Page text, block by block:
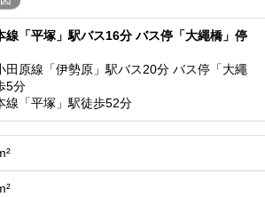
線「平塚」駅バス16分 バス停「大繩橋」停
田原線「伊勢原」駅バス20分 バス停「大繩
5分
線「平塚」駅徒歩52分